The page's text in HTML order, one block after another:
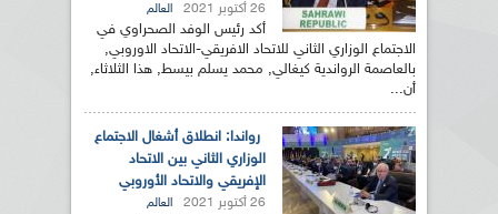
26 أكتوبر 2021 العالم
أكد رئيس الوفد الصحراوي في
الاجتماع الوزاري الثاني للاتحاد الافريقي-الاتحاد الاوروبي,
بالعاصمة الرواندية كيغالي, محمد يسلم بيسط, هذا الثلاثاء,
أن...
رواندا: انطلاق أشغال الاجتماع
الوزاري الثاني بين الاتحاد
الإفريقي والاتحاد الأوروبي
26 أكتوبر 2021 العالم